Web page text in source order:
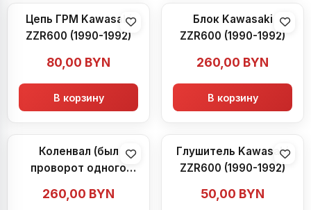
Цепь ГРМ Kawasaki
ZZR600 (1990-1992)
80,00 BYN
В корзину
Блок Kawasaki
ZZR600 (1990-1992)
260,00 BYN
В корзину
Коленвал (был
проворот одного
фото) с поршнями и
260,00 BYN
Глушитель Kawasaki
ZZR600 (1990-1992)
50,00 BYN